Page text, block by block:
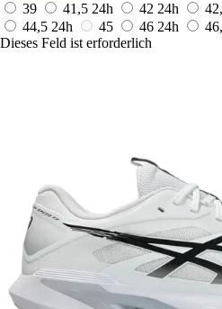
39
41,5 24h 42 24h
44,5 24h 45 46 24h
Dieses Feld ist erforderlich